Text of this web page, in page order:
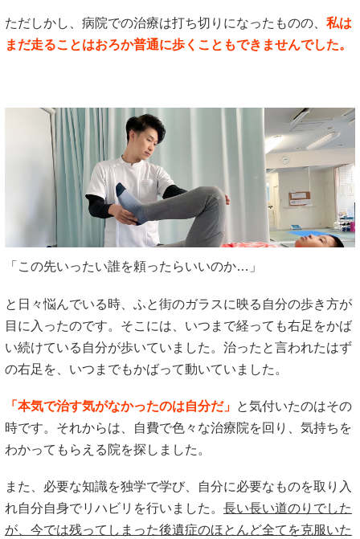
ただしかし、病院での治療は打ち切りになったものの、 私は
まだ走ることはおろか普通に歩くこともできませんでした。
「この先いったい誰を頼ったらいいのか…」
と日々悩んでいる時、ふと街のガラスに映る自分の歩き方が
目に入ったのです。そこには、いつまで経っても右足をかば
い続けている自分が歩いていました。治ったと言われたはず
の右足を、いつまでもかばって動いていました。
「本気で治す気がなかったのは自分だ」 と気付いたのはその
時です。それからは、自費で色々な治療院を回り、気持ちを
わかってもらえる院を探しました。
また、必要な知識を独学で学び、自分に必要なものを取り入
れ自分自身でリハビリを行いました。 長い長い道のりでした
が、今では残ってしまった後遺症のほとんど全てを克服いた